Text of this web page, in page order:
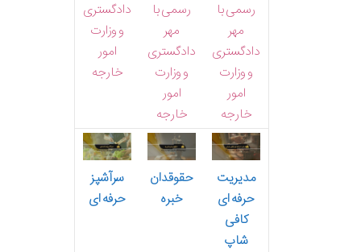
رسمی با
مهر
دادگستری
و وزارت
امور
خارجه
رسمی با
مهر
دادگستری
و وزارت
امور
خارجه
دادگستری
و وزارت
امور
خارجه
مدیریت
حرفه ای
کافی
شاپ
حقوقدان
خبره
سرآشپز
حرفه ای